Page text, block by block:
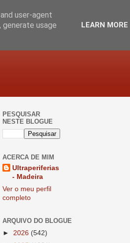
PESQUISAR
NESTE BLOGUE
ACERCA DE MIM
Ultraperiferias
- Madeira
Ver o meu perfil
completo
ARQUIVO DO BLOGUE
► 2026 (542)
user-agent
usage
LEARN MORE